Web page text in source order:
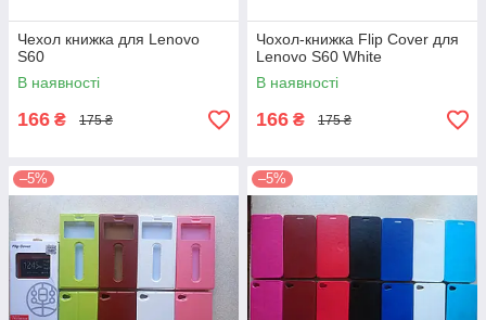
Чехол книжка для Lenovo
S60
В наявності
166 ₴ 175 ₴
Чохол-книжка Flip Cover для
Lenovo S60 White
В наявності
166 ₴ 175 ₴
–5% –5%